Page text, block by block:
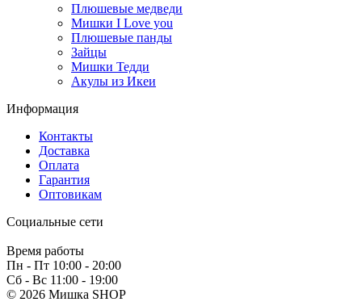
Плюшевые медведи
Мишки I Love you
Плюшевые панды
Зайцы
Мишки Тедди
Акулы из Икеи
Информация
Контакты
Доставка
Оплата
Гарантия
Оптовикам
Социальные сети
Время работы
Пн - Пт 10:00 - 20:00
Сб - Вс 11:00 - 19:00
© 2026 Мишка SHOP